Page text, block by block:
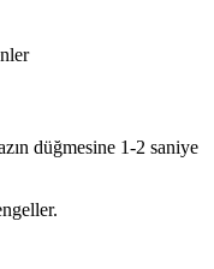
düğmesine 1-2 saniye